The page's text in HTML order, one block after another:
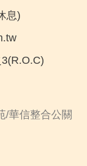
息)
/華信整合公關